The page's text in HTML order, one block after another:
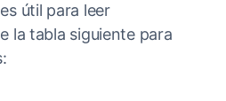
útil para leer
la tabla siguiente para